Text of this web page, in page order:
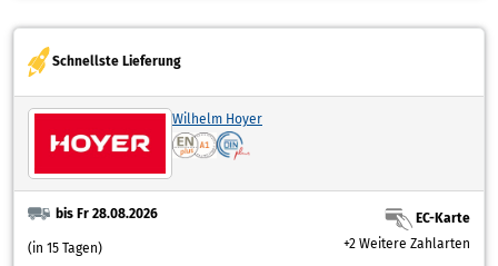
Schnellste Lieferung
Wilhelm Hoyer
bis Fr 28.08.2026
(in 15 Tagen)
EC-Karte
+2 Weitere Zahlarten